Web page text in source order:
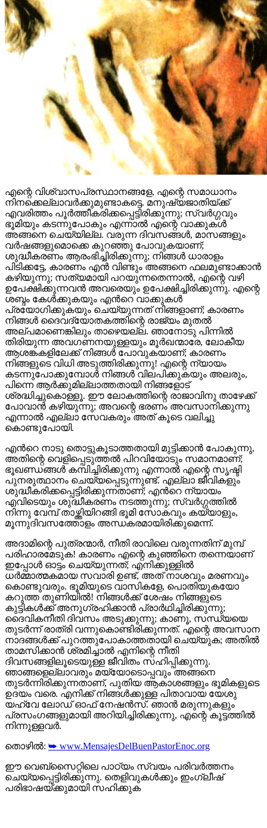
എന്റെ വിശ്വാസപ്രസ്ഥാനങ്ങളേ, എന്റെ സമാധാനം
നിനക്കെല്ലാവർക്കുമുണ്ടാകട്ടെ. മനുഷ്യജാതിയ്ക്ക്
എവരിത്തം പൂർത്തീകരിക്കപ്പെട്ടിരിക്കുന്നു; സ്വർഗ്ഗവും
ഭൂമിയും കടന്നുപോകും എന്നാൽ എന്റെ വാക്കുകൾ
അങ്ങനെ ചെയ്യില്ല. വരുന്ന ദിവസങ്ങൾ, മാസങ്ങളും
വർഷങ്ങളുമൊക്കെ കുറഞ്ഞു പോവുകയാണ്;
ശുദ്ധീകരണം ആരംഭിച്ചിരിക്കുന്നു; നിങ്ങൾ ധാരാളം
പിടിക്കട്ടേ, കാരണം എന്‍ വിണ്ടും അങ്ങനെ ഫലമുണ്ടാക്കാൻ
കഴിയുന്നു; സത്യമായി പറയുന്നതെന്നാൽ, എന്റെ വഴി
ഉപേക്ഷിക്കുന്നവൻ അവരെയും ഉപേക്ഷിച്ചിരിക്കുന്നു. എന്റെ
ശബ്ദം കേൾക്കുകയും എന്‍റെ വാക്കുകൾ
പ്രയോഗിക്കുകയും ചെയ്യുന്നത് നിങ്ങളാണ്; കാരണം
നിങ്ങൾ ദൈവദ്യോതകത്തിന്റെ രാജ്യം മുതൽ
അല്പമാണെങ്കിലും താഴെയല്ല. ഞാനോടു പിന്നിൽ
തിരിയുന്ന അവഗണനയുള്ളയും മൂർഖന്മാരേ, ലോകീയ
ആശങ്കകളിലേക്ക് നിങ്ങൾ പോവുകയാണ്; കാരണം
നിങ്ങളുടെ വിധി അടുത്തിരിക്കുന്നു! എന്റെ ന്യായം
കടന്നുപോക്കുമ്പോൾ നിങ്ങൾ വിലപിക്കുകയും അലരും,
പിന്നെ ആർക്കുമില്ലാത്തതായി നിങ്ങളോട്
ശ്രദ്ധിച്ചുകൊള്ളൂ. ഈ ലോകത്തിന്റെ രാജാവിനു താഴേക്ക്
പോവാൻ കഴിയുന്നു; അവന്റെ ഭരണം അവസാനിക്കുന്നു
എന്നാൽ എല്ലാ സേവകരും അത് കൂടെ വലിച്ചു
കൊണ്ടുപോയി.
എന്‍റെ നാടു തൊട്ടുകൂടാത്തതായി മുട്ടിക്കാൻ പോകുന്നു,
അതിന്റെ വെളിപ്പെടുത്തൽ പിറവിയോടും സമാനമാണ്;
ഭൂഖണ്ഡങ്ങൾ കമ്പിച്ചിരിക്കുന്നു എന്നാൽ എന്റെ സൃഷ്ടി
പുനരുത്ഥാനം ചെയ്യപ്പെടുന്നുണ്ട്. എല്ലാ ജീവികളും
ശുദ്ധീകരിക്കപ്പെട്ടിരിക്കുന്നതാണ്; എന്‍റെ ന്യായം
എവിടെയും ശുദ്ധീകരണം നടത്തുന്നു; സ്വർഗ്ഗത്തിൽ
നിന്നു വേമ്പ് താഴ്ത്തിയിറങ്ങി ഭൂമി സോകവും കയ്യാളും,
മൂന്നുദിവസത്തോളം അന്ധകരമായിരിക്കുമെന്ന്.
അദാമിന്റെ പുത്രന്മാർ, നീതി രാവിലെ വരുന്നതിന് മുമ്പ്
പരിഹാരമേടുക! കാരണം എന്റെ കുഞ്ഞിനെ തന്നെയാണ്
ഇപ്പോൾ ഓട്ടം ചെയ്യുന്നത്; എനിക്കുള്ളിൽ
ധർമ്മാത്മകമായ സവാരി ഉണ്ട്, അത് നാശവും മരണവും
കൊണ്ടുവരും. ഭൂമിയുടെ വാസികളേ, പൊതിയുകയോ
കറുത്ത തുണിയിൽ! നിങ്ങൾക്ക് ശേഷം നിങ്ങളുടെ
കുട്ടികൾക്ക് അനുഗ്രഹിക്കാൻ പ്രാർഥിച്ചിരിക്കുന്നു;
ദൈവികനീതി ദിവസം അടുക്കുന്നു; കാണൂ, സന്ധ്യയെ
തുടർന്ന് രാത്രി വന്നുകൊണ്ടിരിക്കുന്നത്. എന്റെ അവസാന
നാദങ്ങൾക്ക് പുറത്തുപോകാത്തതായി ചെയ്യുക; അതിൽ
താമസിക്കാൻ ശ്രമിച്ചാൽ എനിന്റെ നീതി
ദിവസങ്ങളിലൂടെയുള്ള ജീവിതം സഹിപ്പിക്കുന്നു.
ഞാങ്ങളെല്ലാവരും മയ്യോടൊപ്പവും അങ്ങനെ
തുടർന്നിരിക്കുന്നതാണ്, പുതിയ ആകാശങ്ങളും ഭൂമികളുടെ
ഉദയം വരെ. എനിക്ക് നിങ്ങൾക്കുള്ള പിതാവായ യേശു
യഹ്വേ ലോഡ് ഓഫ് നേഷൻസ്. ഞാൻ മരുന്നുകളും
പ്രസംഗങ്ങളുമായി അറിയിച്ചിരിക്കുന്നു, എന്റെ കൂട്ടത്തിൽ
നിന്നുള്ളവർ.
തൊഴിൽ: ➥ www.MensajesDelBuenPastorEnoc.org
ഈ വെബ്സൈറ്റിലെ പാഠ്യം സ്വയം പരിവർത്തനം
ചെയ്യപ്പെട്ടിരിക്കുന്നു. തെളിവുകൾക്കും ഇംഗ്ലീഷ്
പരിഭാഷയ്ക്കുമായി സഹിക്കുക